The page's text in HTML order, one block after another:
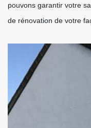
pouvons garantir votre
de rénovation de votre